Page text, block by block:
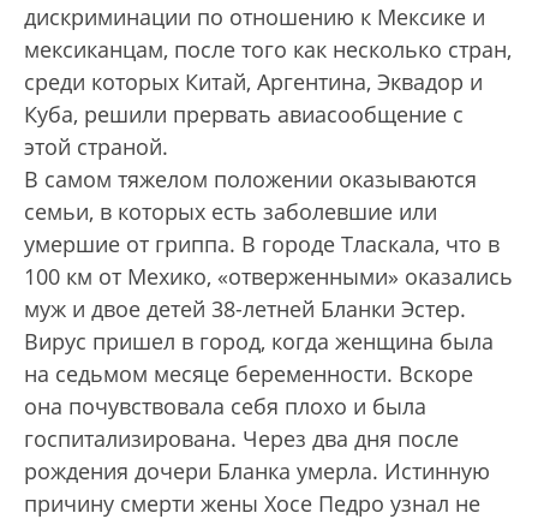
дискриминации по отношению к Мексике и
мексиканцам, после того как несколько стран,
среди которых Китай, Аргентина, Эквадор и
Куба, решили прервать авиасообщение с
этой страной.
В самом тяжелом положении оказываются
семьи, в которых есть заболевшие или
умершие от гриппа. В городе Тласкала, что в
100 км от Мехико, «отверженными» оказались
муж и двое детей 38-летней Бланки Эстер.
Вирус пришел в город, когда женщина была
на седьмом месяце беременности. Вскоре
она почувствовала себя плохо и была
госпитализирована. Через два дня после
рождения дочери Бланка умерла. Истинную
причину смерти жены Хосе Педро узнал не